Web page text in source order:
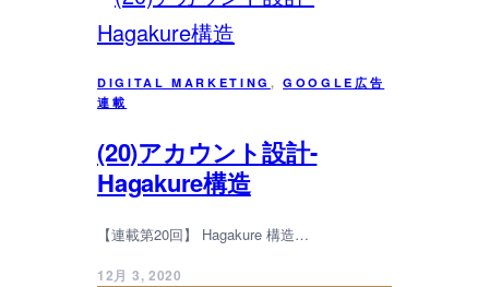
DIGITAL MARKETING , GOOGLE広告
連載
(20)アカウント設計-
Hagakure構造
【連載第20回】 Hagakure 構造…
12月 3, 2020